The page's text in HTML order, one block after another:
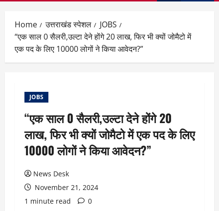
Home उत्तराखंड स्पेशल
JOBS
“एक साल 0 सैलरी,उल्टा देने होंगे 20 लाख, फिर भी क्यों जोमैटो में
एक पद के लिए 10000 लोगों ने किया आवेदन?”
JOBS
“एक साल 0 सैलरी,उल्टा देने होंगे 20
लाख, फिर भी क्यों जोमैटो में एक पद के लिए
10000 लोगों ने किया आवेदन?”
News Desk
November 21, 2024
1 minute read
0